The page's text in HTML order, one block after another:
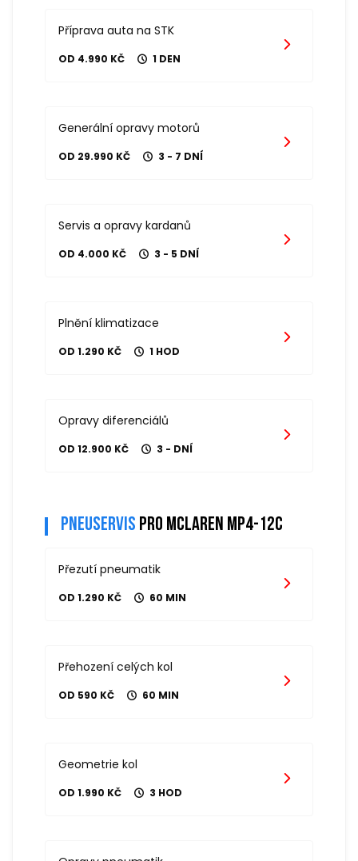
Příprava auta na STK
OD 4.990 KČ 1 DEN
Generální opravy motorů
OD 29.990 KČ 3 - 7 DNÍ
Servis a opravy kardanů
OD 4.000 KČ 3 - 5 DNÍ
Plnění klimatizace
OD 1.290 KČ 1 HOD
Opravy diferenciálů
OD 12.900 KČ 3 - DNÍ
Pneuservis pro mclaren mp4-12c
Přezutí pneumatik
OD 1.290 KČ 60 MIN
Přehození celých kol
OD 590 KČ 60 MIN
Geometrie kol
OD 1.990 KČ 3 HOD